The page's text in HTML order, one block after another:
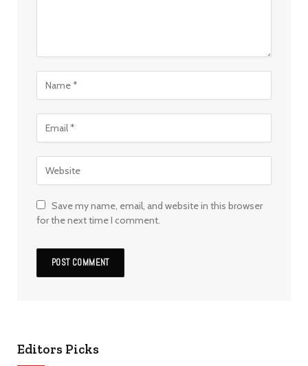
Save my name, email, and website in this browser
for the next time I comment.
Editors Picks